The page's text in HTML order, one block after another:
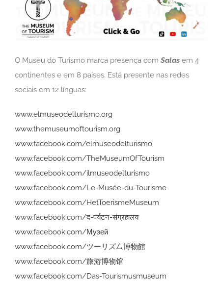
O Museu do Turismo marca presença com Salas em 4
continentes e em 8 países. Está presente nas redes
sociais em 12 línguas:
www.elmuseodelturismo.org
www.themuseumoftourism.org
www.facebook.com/elmuseodelturismo
www.facebook.com/TheMuseumOfTourism
www.facebook.com/ilmuseodelturismo
www.facebook.com/Le-Musée-du-Tourisme
www.facebook.com/HetToerismeMuseum
www.facebook.com/द-पर्यटन-संग्रहालय
www.facebook.com/Музей
www.facebook.com/ツーリズ厶博物館
www.facebook.com/旅游博物馆
www.facebook.com/Das-Tourismusmuseum